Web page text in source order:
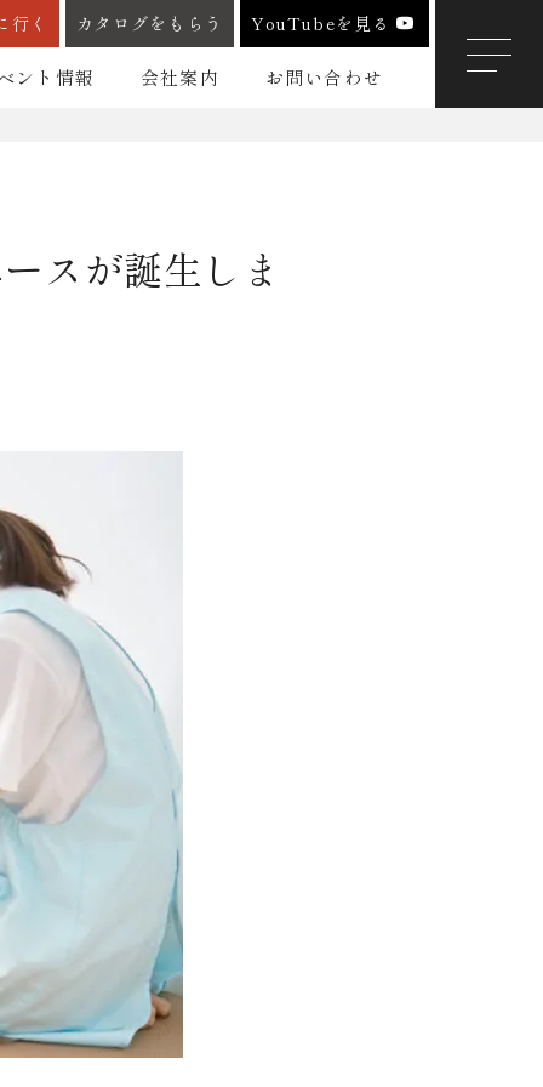
行く カタログをもらう YouTubeを見る
ント情報 会社案内 お問い合わせ
スが誕生しま